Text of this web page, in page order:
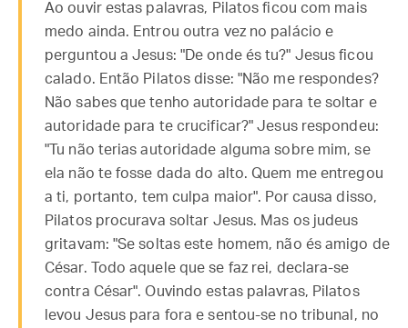
Ao ouvir estas palavras, Pilatos ficou com mais
medo ainda. Entrou outra vez no palácio e
perguntou a Jesus: "De onde és tu?" Jesus ficou
calado. Então Pilatos disse: "Não me respondes?
Não sabes que tenho autoridade para te soltar e
autoridade para te crucificar?" Jesus respondeu:
"Tu não terias autoridade alguma sobre mim, se
ela não te fosse dada do alto. Quem me entregou
a ti, portanto, tem culpa maior". Por causa disso,
Pilatos procurava soltar Jesus. Mas os judeus
gritavam: "Se soltas este homem, não és amigo de
César. Todo aquele que se faz rei, declara-se
contra César". Ouvindo estas palavras, Pilatos
levou Jesus para fora e sentou-se no tribunal, no